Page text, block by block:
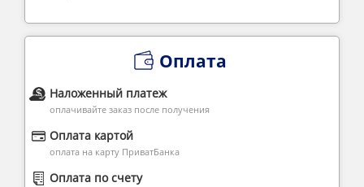
Оплата
Наложенный платеж
оплачивайте заказ после получения
Оплата картой
оплата на карту ПриватБанка
Оплата по счету